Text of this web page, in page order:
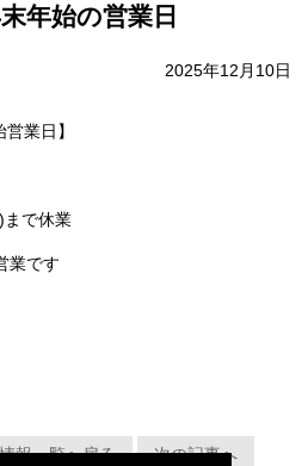
年始の営業日
2025年12月10日
営業日】
で休業
業です
報一覧へ戻る 次の記事へ